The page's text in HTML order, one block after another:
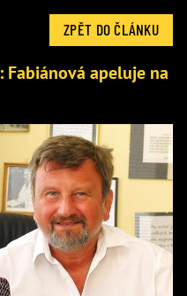
ZPĚT DO ČLÁNKU
Fabiánová apeluje na